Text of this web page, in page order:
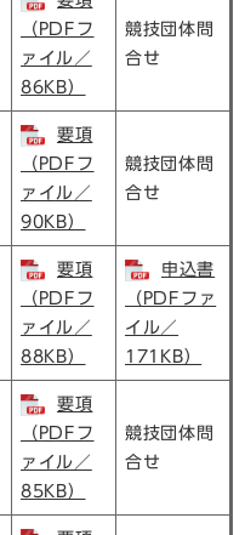
（PDFフ
ァイル／
86KB）
競技団体問
合せ
要項
（PDFフ
ァイル／
90KB）
競技団体問
合せ
要項
（PDFフ
ァイル／
88KB）
申込書
（PDFファ
イル／
171KB）
要項
（PDFフ
ァイル／
85KB）
競技団体問
合せ